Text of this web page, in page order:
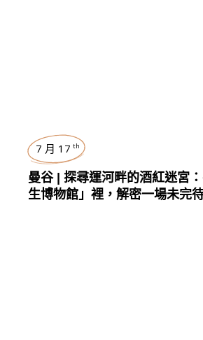
7 月 17 th
曼谷 | 探尋運河畔的酒紅迷宮
生博物館」裡，解密一場未完